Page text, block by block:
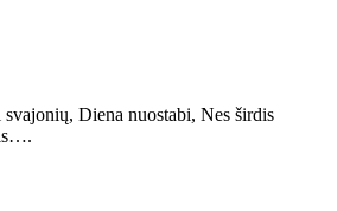
Diena nuostabi, Nes širdis